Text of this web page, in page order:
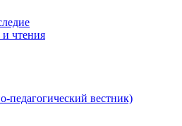
чтения
вестник)